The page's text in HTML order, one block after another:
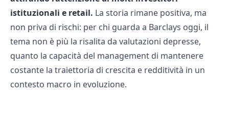
istituzionali e retail. La storia rimane positiva, ma
non priva di rischi: per chi guarda a Barclays oggi, il
tema non è più la risalita da valutazioni depresse,
quanto la capacità del management di mantenere
costante la traiettoria di crescita e redditività in un
contesto macro in evoluzione.